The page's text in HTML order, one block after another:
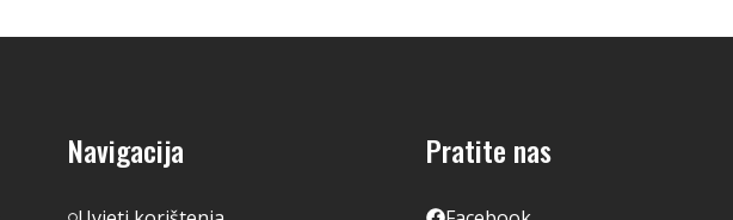
Navigacija Pratite nas